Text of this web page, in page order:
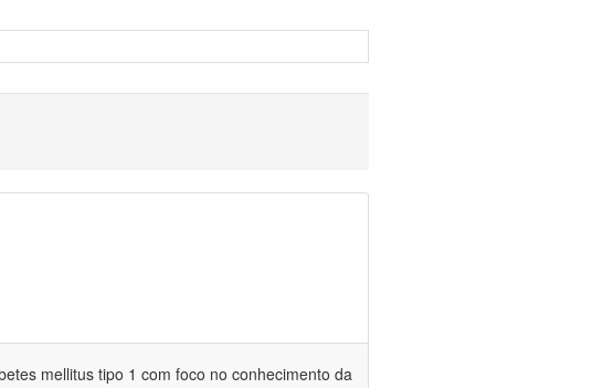
mellitus tipo 1 com foco no conhecimento da